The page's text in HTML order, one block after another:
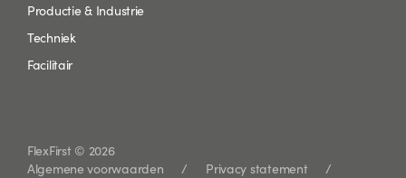
Productie & Industrie
Techniek
Facilitair
FlexFirst © 2026
Algemene voorwaarden
Privacy statement